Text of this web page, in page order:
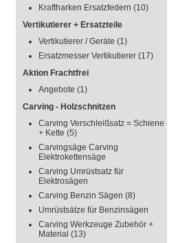
Kraftharken Ersatzfedern (10)
Vertikutierer + Ersatzteile
Vertikutierer / Geräte (1)
Ersatzmesser Vertikutierer (17)
Aktion Frachtfrei
Angebote (1)
Carving - Holzschnitzen
Carving Verschleißsatz = Schiene
+ Kette (5)
Carvingsäge Carving
Elektrokettensäge
Carving Umrüstsatz für
Elektrosägen
Carving Benzin Sägen (8)
Umrüstsätze für Benzinsägen
Carving Werkzeuge Zubehör +
Material (13)